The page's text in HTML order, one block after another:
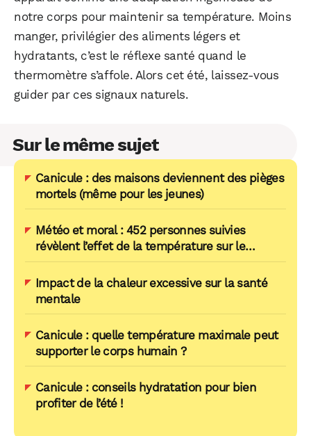
notre corps pour maintenir sa température. Moins
manger, privilégier des aliments légers et
hydratants, c’est le réflexe santé quand le
thermomètre s’affole. Alors cet été, laissez-vous
guider par ces signaux naturels.
Sur le même sujet
Canicule : des maisons deviennent des pièges
mortels (même pour les jeunes)
Météo et moral : 452 personnes suivies
révèlent l’effet de la température sur le
cerveau
Impact de la chaleur excessive sur la santé
mentale
Canicule : quelle température maximale peut
supporter le corps humain ?
Canicule : conseils hydratation pour bien
profiter de l’été !